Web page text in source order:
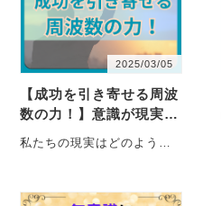
2025/03/05
【成功を引き寄せる周波
数の力！】意識が現実・
人生・人間関係を変える
理由
私たちの現実はどのように
ただの偶然ではあ・・・